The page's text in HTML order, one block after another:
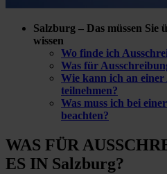
Salzburg – Das müssen Sie
wissen
Wo finde ich
Was für
Wie kann ich an
teilnehmen?
Was muss ich bei
beachten?
WAS FÜR
ES IN Salzburg?